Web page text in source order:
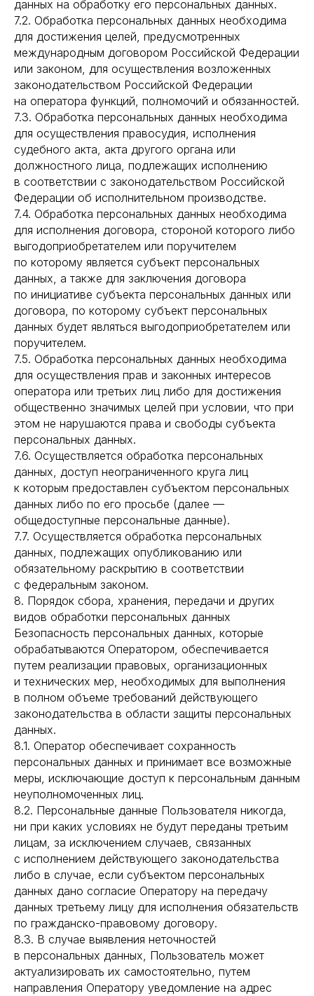
данных на обработку его персональных данных.
7.2. Обработка персональных данных необходима
для достижения целей, предусмотренных
международным договором Российской Федерации
или законом, для осуществления возложенных
законодательством Российской Федерации
на оператора функций, полномочий и обязанностей.
7.3. Обработка персональных данных необходима
для осуществления правосудия, исполнения
судебного акта, акта другого органа или
должностного лица, подлежащих исполнению
в соответствии с законодательством Российской
Федерации об исполнительном производстве.
7.4. Обработка персональных данных необходима
для исполнения договора, стороной которого либо
выгодоприобретателем или поручителем
по которому является субъект персональных
данных, а также для заключения договора
по инициативе субъекта персональных данных или
договора, по которому субъект персональных
данных будет являться выгодоприобретателем или
поручителем.
7.5. Обработка персональных данных необходима
для осуществления прав и законных интересов
оператора или третьих лиц либо для достижения
общественно значимых целей при условии, что при
этом не нарушаются права и свободы субъекта
персональных данных.
7.6. Осуществляется обработка персональных
данных, доступ неограниченного круга лиц
к которым предоставлен субъектом персональных
данных либо по его просьбе (далее —
общедоступные персональные данные).
7.7. Осуществляется обработка персональных
данных, подлежащих опубликованию или
обязательному раскрытию в соответствии
с федеральным законом.
8. Порядок сбора, хранения, передачи и других
видов обработки персональных данных
Безопасность персональных данных, которые
обрабатываются Оператором, обеспечивается
путем реализации правовых, организационных
и технических мер, необходимых для выполнения
в полном объеме требований действующего
законодательства в области защиты персональных
данных.
8.1. Оператор обеспечивает сохранность
персональных данных и принимает все возможные
меры, исключающие доступ к персональным данным
неуполномоченных лиц.
8.2. Персональные данные Пользователя никогда,
ни при каких условиях не будут переданы третьим
лицам, за исключением случаев, связанных
с исполнением действующего законодательства
либо в случае, если субъектом персональных
данных дано согласие Оператору на передачу
данных третьему лицу для исполнения обязательств
по гражданско-правовому договору.
8.3. В случае выявления неточностей
в персональных данных, Пользователь может
актуализировать их самостоятельно, путем
направления Оператору уведомление на адрес